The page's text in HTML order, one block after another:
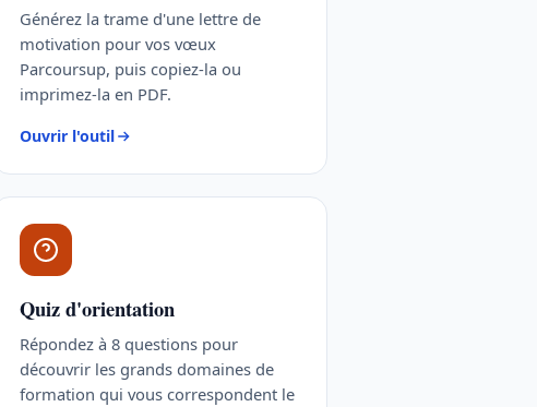
Générez la trame d'une lettre de
motivation pour vos vœux
Parcoursup, puis copiez-la ou
imprimez-la en PDF.
Ouvrir l'outil
Quiz d'orientation
Répondez à 8 questions pour
découvrir les grands domaines de
formation qui vous correspondent le